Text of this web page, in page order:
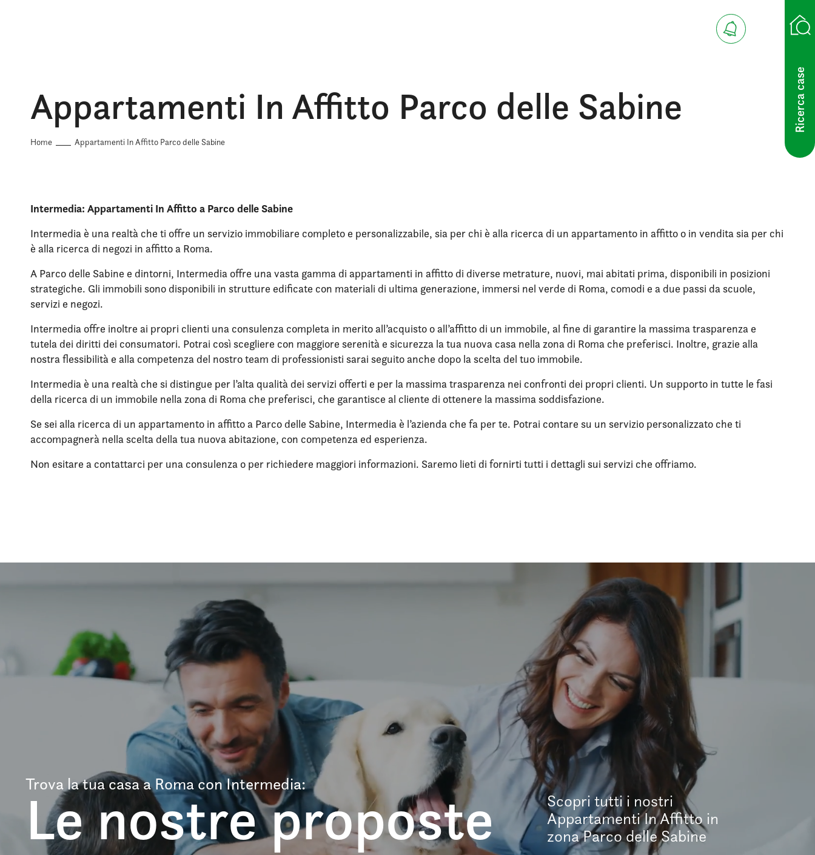
Ricerca case
Appartamenti In Affitto Parco delle Sabine
Home Appartamenti In Affitto Parco delle Sabine
Intermedia: Appartamenti In Affitto a Parco delle Sabine
Intermedia è una realtà che ti offre un servizio immobiliare completo e personalizzabile, sia per chi è alla ricerca di un appartamento in affitto o in vendita sia per chi
è alla ricerca di negozi in affitto a Roma.
A Parco delle Sabine e dintorni, Intermedia offre una vasta gamma di appartamenti in affitto di diverse metrature, nuovi, mai abitati prima, disponibili in posizioni
strategiche. Gli immobili sono disponibili in strutture edificate con materiali di ultima generazione, immersi nel verde di Roma, comodi e a due passi da scuole,
servizi e negozi.
Intermedia offre inoltre ai propri clienti una consulenza completa in merito all’acquisto o all’affitto di un immobile, al fine di garantire la massima trasparenza e
tutela dei diritti dei consumatori. Potrai così scegliere con maggiore serenità e sicurezza la tua nuova casa nella zona di Roma che preferisci. Inoltre, grazie alla
nostra flessibilità e alla competenza del nostro team di professionisti sarai seguito anche dopo la scelta del tuo immobile.
Intermedia è una realtà che si distingue per l’alta qualità dei servizi offerti e per la massima trasparenza nei confronti dei propri clienti. Un supporto in tutte le fasi
della ricerca di un immobile nella zona di Roma che preferisci, che garantisce al cliente di ottenere la massima soddisfazione.
Se sei alla ricerca di un appartamento in affitto a Parco delle Sabine, Intermedia è l’azienda che fa per te. Potrai contare su un servizio personalizzato che ti
accompagnerà nella scelta della tua nuova abitazione, con competenza ed esperienza.
Non esitare a contattarci per una consulenza o per richiedere maggiori informazioni. Saremo lieti di fornirti tutti i dettagli sui servizi che offriamo.
Trova la tua casa a Roma con Intermedia:
Le nostre proposte
Scopri tutti i nostri
Appartamenti In Affitto in
zona Parco delle Sabine